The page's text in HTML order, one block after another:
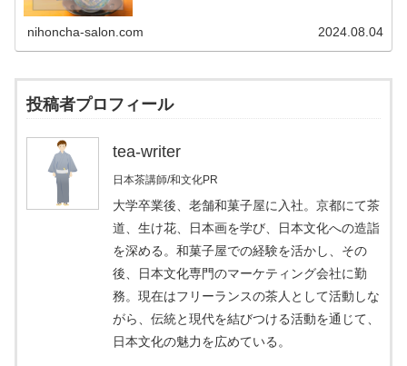
nihoncha-salon.com 2024.08.04
投稿者プロフィール
tea-writer
日本茶講師/和文化PR
大学卒業後、老舗和菓子屋に入社。京都にて茶
道、生け花、日本画を学び、日本文化への造詣
を深める。和菓子屋での経験を活かし、その
後、日本文化専門のマーケティング会社に勤
務。現在はフリーランスの茶人として活動しな
がら、伝統と現代を結びつける活動を通じて、
日本文化の魅力を広めている。